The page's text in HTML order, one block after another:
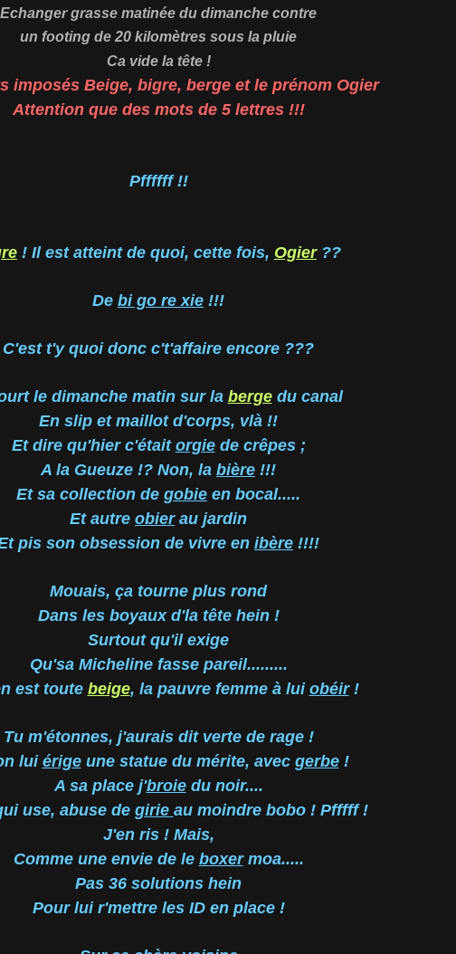
Echanger grasse matinée du dimanche contre
un footing de 20 kilomètres sous la pluie
Ca vide la tête !
imposés Beige, bigre, berge et le prénom Ogier
Attention que des mots de 5 lettres !!!
Pffffff !!
! Il est atteint de quoi, cette fois, Ogier??
De bi go re xie !!!
C'est t'y quoi donc c't'affaire encore ???
le dimanche matin sur la bergedu canal
En slip et maillot d'corps, vlà !!
Et dire qu'hier c'était orgiede crêpes ;
A la Gueuze !? Non, la bière !!!
Et sa collection de gobie en bocal.....
Et autre obierau jardin
pis son obsession de vivre en ibère !!!!
Mouais, ça tourne plus rond
Dans les boyaux d'la tête hein !
Surtout qu'il exige
Qu'sa Micheline fasse pareil.........
est toute beige, la pauvre femme à lui obéir!
Tu m'étonnes, j'aurais dit verte de rage !
lui érigeune statue du mérite, avec gerbe!
A sa place j'broiedu noir....
use, abuse de girie au moindre bobo ! Pfffff !
J'en ris ! Mais,
Comme une envie de le boxermoa.....
Pas 36 solutions hein
Pour lui r'mettre les ID en place !